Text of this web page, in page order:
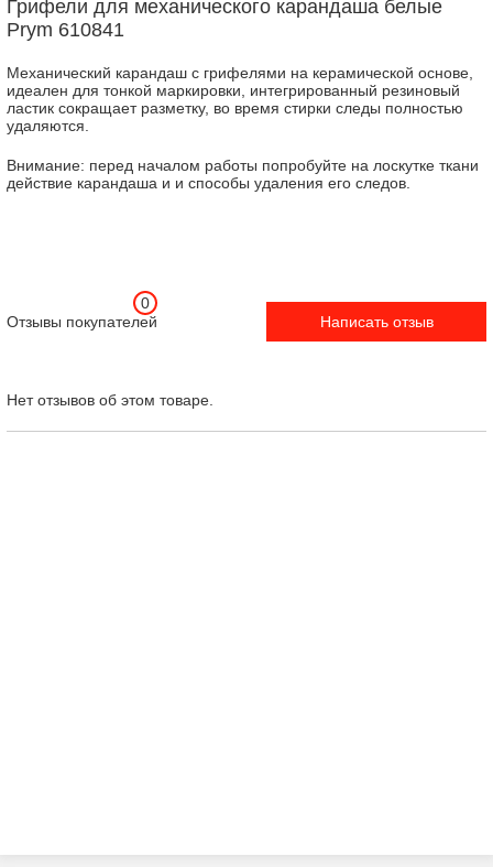
Грифели для механического карандаша белые
Prym 610841
Механический карандаш с грифелями на керамической основе,
идеален для тонкой маркировки, интегрированный резиновый
ластик сокращает разметку, во время стирки следы полностью
удаляются.
Внимание: перед началом работы попробуйте на лоскутке ткани
действие карандаша и и способы удаления его следов.
Отзывы покупателей
0
Написать отзыв
Нет отзывов об этом товаре.